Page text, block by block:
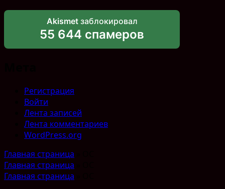
Akismetзаблокировал
55 644 спамеров
Регистрация
Войти
Лента записей
Лента комментариев
WordPress.org
Главная страница
Главная страница
Главная страница